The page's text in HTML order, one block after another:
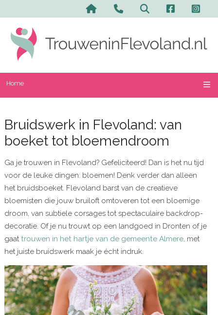
Home
Bruidswerk in Flevoland: van
boeket tot bloemendroom
Ga je trouwen in Flevoland? Gefeliciteerd! Dan is het nu tijd
voor de leuke dingen: bloemen! Denk verder dan alleen
het bruidsboeket. Flevoland barst van de creatieve
bloemisten die jouw bruiloft omtoveren tot een bloemige
droom, van subtiele corsages tot spectaculaire backdrop-
decoratie. Of je nu trouwt op een landgoed in Dronten of je
gaattrouwen in het hartje van de gemeente Almere, met
het juiste bruidswerk maak je écht indruk.